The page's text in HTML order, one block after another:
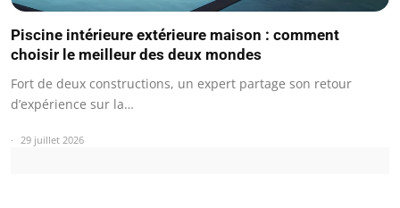
Piscine intérieure extérieure maison : comment
choisir le meilleur des deux mondes
Fort de deux constructions, un expert partage son retour
d’expérience sur la…
29 juillet 2026